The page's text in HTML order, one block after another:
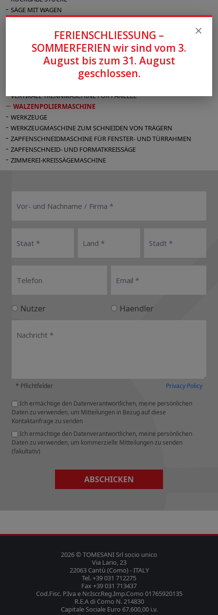
SÄGE MIT WAGEN
SCHLEIFMASCHINE
SCHLEIFMASCHINE FÜR LACKE
STEMMMASCHINE
TISCHFRÄSMASCHINE
VERTIKALE TRENNMASCHINE FÜR PANEELE
WALZENPOLIERMASCHINE
WERKZEUGE
WERKZEUGMASCHINE ZUM SCHNEIDEN VON TRÄGERN
ZAPFENSCHNEIDMASCHINE FÜR FENSTER- UND TÜRRAHMEN
ZAPFENSCHNEID- UND FORMATKREISSÄGE
ZIMMEREI-KREISSÄGEMASCHINE
Nutzer Haendler
* Pflichtfelder Privacy Policy
Ich ermächtige den Datenverantwortlichen, meine persönlichen
Daten zu verwenden, um Mitteilungen in Bezug auf diese
Kontaktanfrage zu senden
Ich ermächtige den Datenverantwortlichen, meine persönlichen
Daten zu verwenden, um kommerzielle Mitteilungen zu senden
(fakultativ)
ABSCHICKEN
2026 © TOMESANI Srl socio unico
Via Lario, 23
22063 Cantù (Como) - ITALY
Tel. +39 031 712275
Fax +39 031 713437
Cod.Fisc. P.Iva e Nr.Iscr.Reg.Imp.Como 01765920135
R.E.A di Como N. 214830
Capitale Sociale Euro 67.600,00 i.v.
FERIENSCHLIESSUNG –
SOMMERFERIEN wir sind vom 3.
August bis zum 31. August
geschlossen.